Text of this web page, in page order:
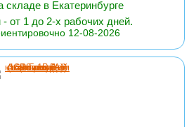
складе в Екатеринбурге
- от 1 до 2-х рабочих дней.
12-08-2026